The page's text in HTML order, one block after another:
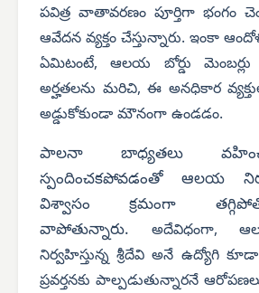
పవిత్ర వాతావరణం పూర్తిగా భంగం
ఆవేదన వ్యక్తం చేస్తున్నారు. ఇంకా
ఏమిటంటే, ఆలయ బోర్డు
అర్హతలను మరిచి, ఈ అనధికార
అడ్డుకోకుండా మౌనంగా ఉండడం.
పాలనా బాధ్యతలు
స్పందించకపోవడంతో ఆలయ
విశ్వాసం క్రమంగా
వాపోతున్నారు. అదేవిధంగా,
నిర్వహిస్తున్న శ్రీదేవి అనే ఉద్యోగి
ప్రవర్తనకు పాల్పడుతున్నారనే ఆరోపణలు